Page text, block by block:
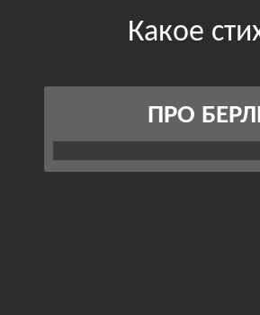
Какое
ПРО